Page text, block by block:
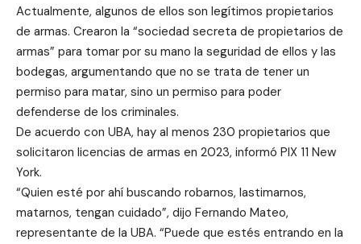
Actualmente, algunos de ellos son legítimos propietarios
de armas. Crearon la “sociedad secreta de propietarios de
armas” para tomar por su mano la seguridad de ellos y las
bodegas, argumentando que no se trata de tener un
permiso para matar, sino un permiso para poder
defenderse de los criminales.
De acuerdo con UBA, hay al menos 230 propietarios que
solicitaron licencias de armas en 2023, informó PIX 11 New
York.
“Quien esté por ahí buscando robarnos, lastimarnos,
matarnos, tengan cuidado”, dijo Fernando Mateo,
representante de la UBA. “Puede que estés entrando en la